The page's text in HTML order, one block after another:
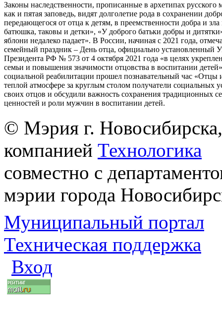
Законы наследственности, прописанные в архетипах
как и пятая заповедь, видят долголетие рода в сохранении
передающегося от отца к детям, в преемственности добра и
батюшка, таковы и детки», «У доброго батьки добры и
яблони недалеко падает». В России, начиная с 2021 года,
семейный праздник – День отца, официально установленный
Президента РФ № 573 от 4 октября 2021 года «в целях
семьи и повышения значимости отцовства в воспитании
социальной реабилитации прошел познавательный час «Отцы
теплой атмосфере за круглым столом получатели социальных
своих отцов и обсудили важность сохранения традиционных
ценностей и роли мужчин в воспитании детей.
© Мэрия г.
компанией Технологика
совместно с
мэрии города
Муниципальный портал
Техническая поддержка
Вход